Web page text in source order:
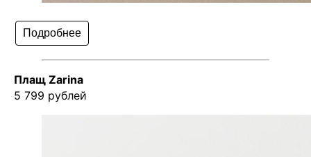
Подробнее
Плащ Zarina
5 799 рублей